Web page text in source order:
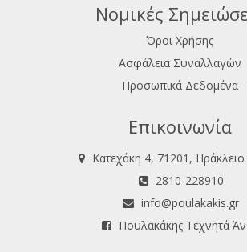
Νομικές
Όροι Χρήσης
Ασφάλεια Συναλλαγών
Προσωπικά Δεδομένα
Επικοινωνία
Κατεχάκη 4, 71201, Ηράκλειο
2810-228910
info@poulakakis.gr
Πουλακάκης Τεχνητά